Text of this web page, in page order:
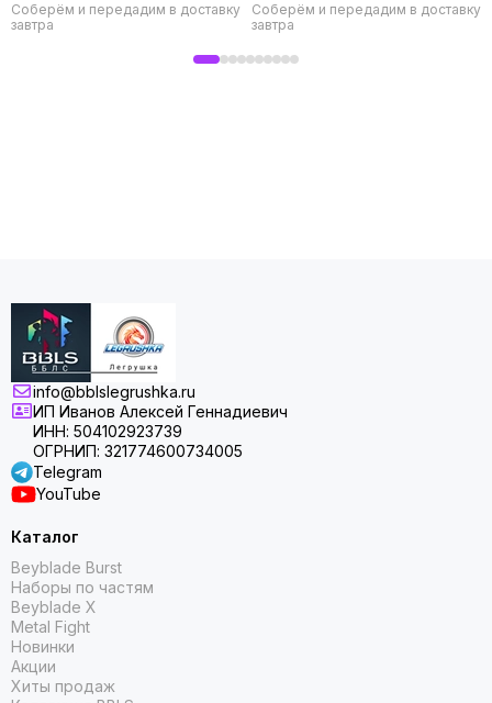
Соберём и передадим в доставку
завтра
Соберём и передадим в доставку
завтра
info@bblslegrushka.ru
ИП Иванов Алексей Геннадиевич
ИНН: 504102923739
ОГРНИП: 321774600734005
Telegram
YouTube
Каталог
Beyblade Burst
Наборы по частям
Beyblade X
Metal Fight
Новинки
Акции
Хиты продаж